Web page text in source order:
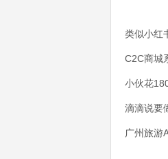
类似小红
C2C商城
小伙花
滴滴说要
广州旅游